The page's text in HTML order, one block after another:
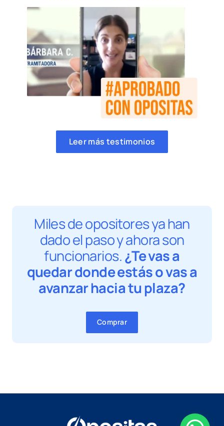
Leer más testimonios
Miles de opositores ya han
dado el paso y ahora son
funcionarios.¿Te vas a
quedar donde estás o vas a
avanzar hacia tu plaza?
Comprar